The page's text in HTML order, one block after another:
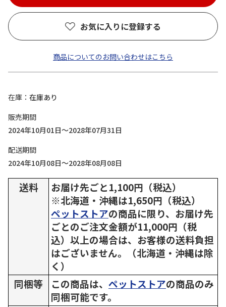
お気に入りに登録する
商品についてのお問い合わせはこちら
在庫
在庫あり
販売期間
2024年10月01日～2028年07月31日
配送期間
2024年10月08日～2028年08月08日
送料
お届け先ごと1,100円（税込）
※北海道・沖縄は1,650円（税込）
ペットストアの商品に限り、お届け先
ごとのご注文金額が11,000円（税
込）以上の場合は、お客様の送料負担
はございません。（北海道・沖縄は除
く）
同梱等
この商品は、 ペットストアの商品のみ
同梱可能です。